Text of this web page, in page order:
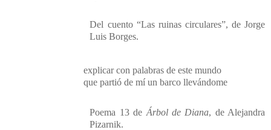
Del cuento “Las ruinas circulares”, de Jorge
Luis Borges.
explicarcon palabras de este mundo
que partió de mí un barco llevándome
Poema 13 de Árbol de Diana, de Alejandra
Pizarnik.